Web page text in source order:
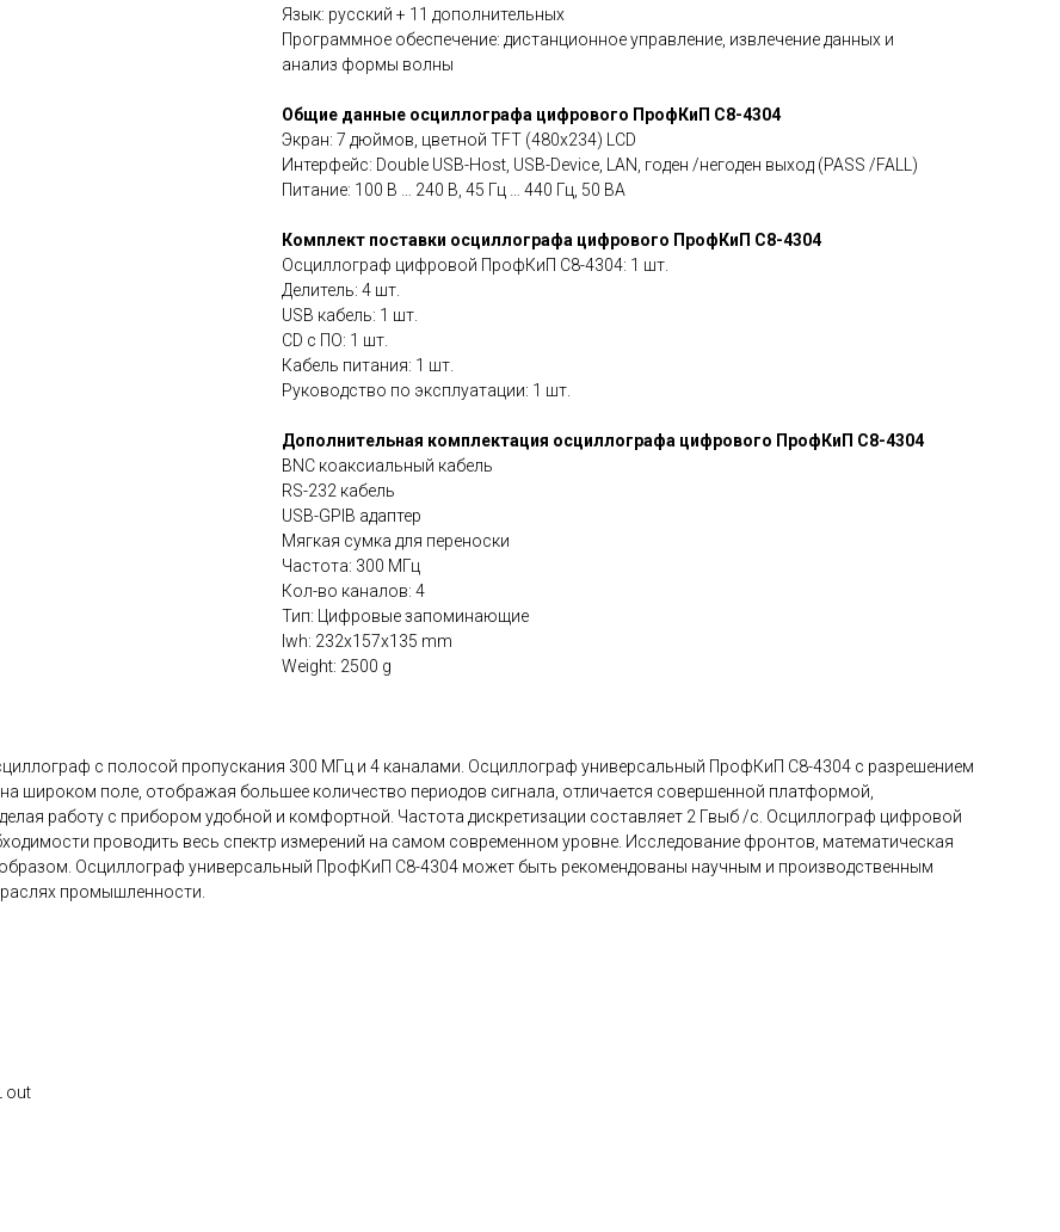
Язык: русский + 11 дополнительных
Программное обеспечение: дистанционное управление, извлечение данных и
анализ формы волны
Общие данные осциллографа цифрового ПрофКиП С8-4304
Экран: 7 дюймов, цветной TFT (480х234) LCD
Интерфейс: Double USB-Host, USB-Device, LAN, годен /негоден выход (PASS /FALL)
Питание: 100 В … 240 В, 45 Гц … 440 Гц, 50 ВА
Комплект поставки осциллографа цифрового ПрофКиП С8-4304
Осциллограф цифровой ПрофКиП С8-4304: 1 шт.
Делитель: 4 шт.
USB кабель: 1 шт.
CD с ПО: 1 шт.
Кабель питания: 1 шт.
Руководство по эксплуатации: 1 шт.
Дополнительная комплектация осциллографа цифрового ПрофКиП С8-4304
BNC коаксиальный кабель
RS-232 кабель
USB-GPIB адаптер
Мягкая сумка для переноски
Частота: 300 МГц
Кол-во каналов: 4
Тип: Цифровые запоминающие
lwh: 232x157x135 mm
Weight: 2500 g
с полосой пропускания 300 МГц и 4 каналами. Осциллограф универсальный ПрофКиП С8-4304 с разрешением
широком поле, отображая большее количество периодов сигнала, отличается совершенной платформой,
работу с прибором удобной и комфортной. Частота дискретизации составляет 2 Гвыб /с. Осциллограф цифровой
проводить весь спектр измерений на самом современном уровне. Исследование фронтов, математическая
Осциллограф универсальный ПрофКиП С8-4304 может быть рекомендованы научным и производственным
промышленности.
out